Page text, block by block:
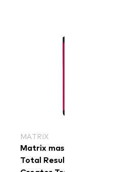
MATRIX
Matrix maska na vlasy -
Total Results Miracle